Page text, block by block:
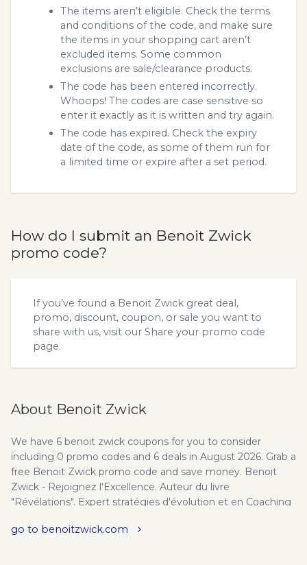
The items aren’t eligible. Check the terms
and conditions of the code, and make sure
the items in your shopping cart aren’t
excluded items. Some common
exclusions are sale/clearance products.
The code has been entered incorrectly.
Whoops! The codes are case sensitive so
enter it exactly as it is written and try again.
The code has expired. Check the expiry
date of the code, as some of them run for
a limited time or expire after a set period.
How do I submit an Benoit Zwick
promo code?
If you’ve found a Benoit Zwick great deal,
promo, discount, coupon, or sale you want to
share with us, visit our Share your promo code
page.
About Benoit Zwick
We have 6 benoit zwick coupons for you to consider
including 0 promo codes and 6 deals in August 2026. Grab a
free Benoit Zwick promo code and save money. Benoit
Zwick - Rejoignez l'Excellence. Auteur du livre
"Révélations". Expert stratégies d'évolution et en Coaching
formations.
go to benoitzwick.com